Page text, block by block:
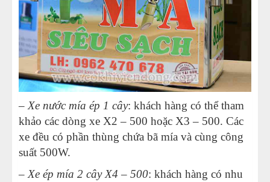
– Xe nước mía ép 1 cây: khách hàng có thể tham
khảo các dòng xe X2 – 500 hoặc X3 – 500. Các
xe đều có phần thùng chứa bã mía và cùng công
suất 500W.
– Xe ép mía 2 cây X4 – 500: khách hàng có nhu